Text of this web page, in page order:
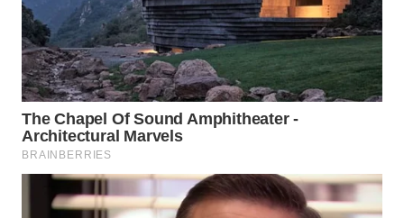
WN
CIREBON
WN
INDRAMAYU
WN
KUNINGAN